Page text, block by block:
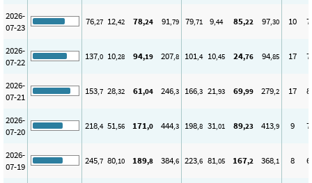
2026-
07-23
76,27 12,42 78,24 91,79 79,71 9,44 85,22 97,30 10 7
2026-
07-22
137,0 10,28 94,19 207,8 101,4 10,45 24,76 94,85 17 7
2026-
07-21
153,7 28,32 61,04 246,3 166,3 21,93 69,99 279,2 17 8
2026-
07-20
218,4 51,56 171,0 444,3 198,8 31,01 89,23 413,9 9 7
2026-
07-19
245,7 80,10 189,8 384,6 223,6 81,05 167,2 368,1 8 6